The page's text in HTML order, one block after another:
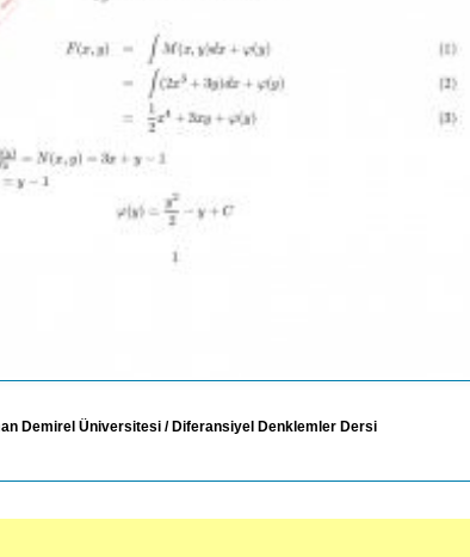
Demirel Üniversitesi /Diferansiyel Denklemler Dersi